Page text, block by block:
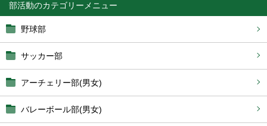
部活動
野球部
サッカー部
アーチェリー部(男女)
バレーボール部(男女)